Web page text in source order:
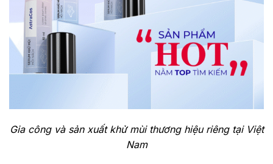
Gia công và sản xuất khử mùi thương hiệu riêng tại Việt
Nam